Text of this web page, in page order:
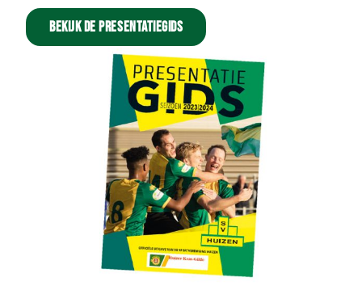
Activiteiten
Business Club Zuyderzee
Bekijk de presentatiegids